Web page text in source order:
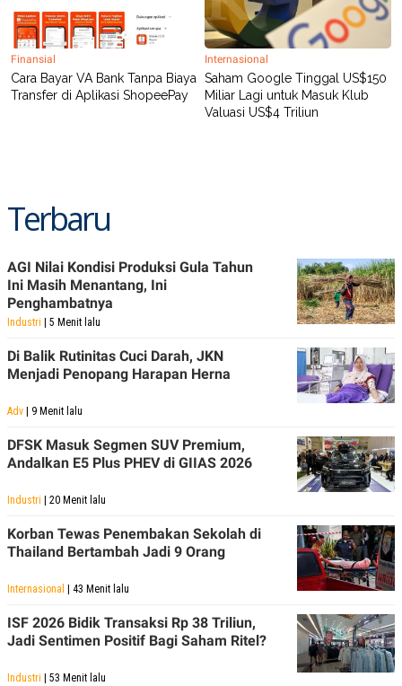
Finansial
Cara Bayar VA Bank Tanpa Biaya
Transfer di Aplikasi ShopeePay
Internasional
Saham Google Tinggal US$150
Miliar Lagi untuk Masuk Klub
Valuasi US$4 Triliun
Terbaru
AGI Nilai Kondisi Produksi Gula Tahun
Ini Masih Menantang, Ini
Penghambatnya
Industri | 5 Menit lalu
Di Balik Rutinitas Cuci Darah, JKN
Menjadi Penopang Harapan Herna
Adv | 9 Menit lalu
DFSK Masuk Segmen SUV Premium,
Andalkan E5 Plus PHEV di GIIAS 2026
Industri | 20 Menit lalu
Korban Tewas Penembakan Sekolah di
Thailand Bertambah Jadi 9 Orang
Internasional | 43 Menit lalu
ISF 2026 Bidik Transaksi Rp 38 Triliun,
Jadi Sentimen Positif Bagi Saham Ritel?
Industri | 53 Menit lalu